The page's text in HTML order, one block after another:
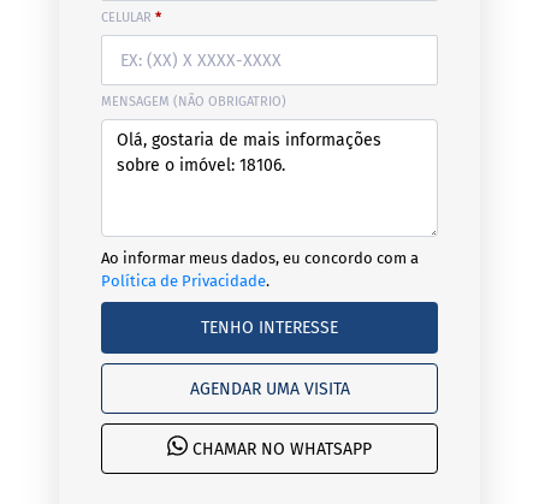
CELULAR *
MENSAGEM (NÃO OBRIGATRIO)
Ao informar meus dados, eu concordo com a
Política de Privacidade.
TENHO INTERESSE
AGENDAR UMA VISITA
CHAMAR NO WHATSAPP